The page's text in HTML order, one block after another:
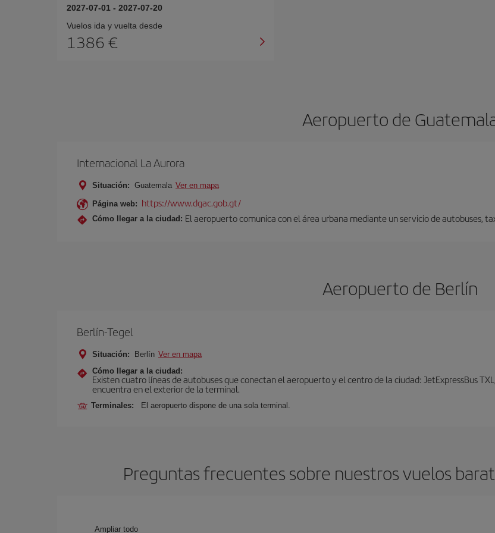
2027-07-01 - 2027-07-20
Vuelos ida y vuelta desde
1386 €
Aeropuerto de
Internacional La Aurora
Situación: Guatemala Ver en mapa
Página web: https://www.dgac.gob.gt/
Cómo llegar a la ciudad: El aeropuerto comunica con el área urbana mediante un servicio de autobuses,
Aeropuerto de Berlín
Berlín-Tegel
Situación: Berlín Ver en mapa
Cómo llegar a la ciudad:
Existen cuatro líneas de autobuses que conectan el aeropuerto y el centro de la ciudad: JetExpressBus
encuentra en el exterior de la terminal.
Terminales: El aeropuerto dispone de una sola terminal.
Preguntas frecuentes sobre nuestros vuelos
Ampliar todo